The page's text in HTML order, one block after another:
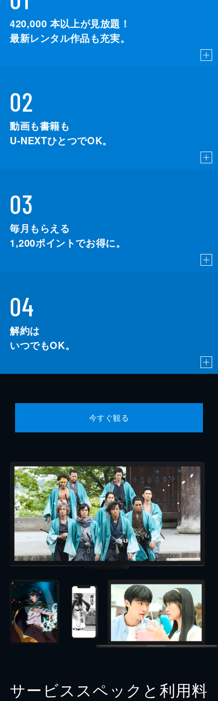
420,000 本以上が見放題！
最新レンタル作品も充実。
02
動画も書籍も
U-NEXTひとつでOK。
03
毎月もらえる
1,200ポイントでお得に。
04
解約は
いつでもOK。
今すぐ観る
サービススペックと利用料